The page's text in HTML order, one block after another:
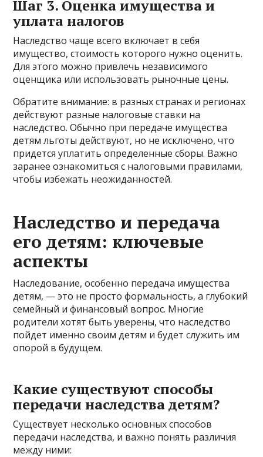
Шаг 3. Оценка имущества и
уплата налогов
Наследство чаще всего включает в себя
имущество, стоимость которого нужно оценить.
Для этого можно привлечь независимого
оценщика или использовать рыночные цены.
Обратите внимание: в разных странах и регионах
действуют разные налоговые ставки на
наследство. Обычно при передаче имущества
детям льготы действуют, но не исключено, что
придется уплатить определенные сборы. Важно
заранее ознакомиться с налоговыми правилами,
чтобы избежать неожиданностей.
Наследство и передача
его детям: ключевые
аспекты
Наследование, особенно передача имущества
детям, — это не просто формальность, а глубокий
семейный и финансовый вопрос. Многие
родители хотят быть уверены, что наследство
пойдет именно своим детям и будет служить им
опорой в будущем.
Какие существуют способы
передачи наследства детям?
Существует несколько основных способов
передачи наследства, и важно понять различия
между ними: